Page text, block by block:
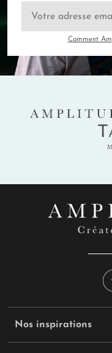
Comment
Nos inspirations